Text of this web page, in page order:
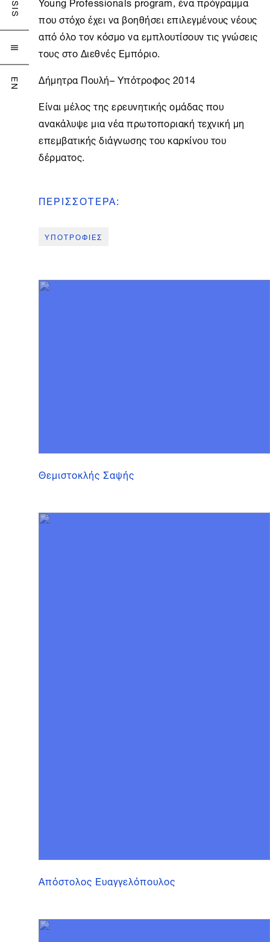

EN
που στόχο έχει να βοηθήσει επιλεγμένους νέους
από όλο τον κόσμο να εμπλουτίσουν τις γνώσεις
τους στο Διεθνές Εμπόριο.
Δήμητρα Πουλή– Υπότροφος 2014
Είναι μέλος της ερευνητικής ομάδας που
ανακάλυψε μια νέα πρωτοποριακή τεχνική μη
επεμβατικής διάγνωσης του καρκίνου του
δέρματος.
ΠΕΡΙΣΣΟΤΕΡΑ:
ΥΠΟΤΡΟΦΙΕΣ
Θεμιστοκλής Σαψής
Απόστολος Ευαγγελόπουλος